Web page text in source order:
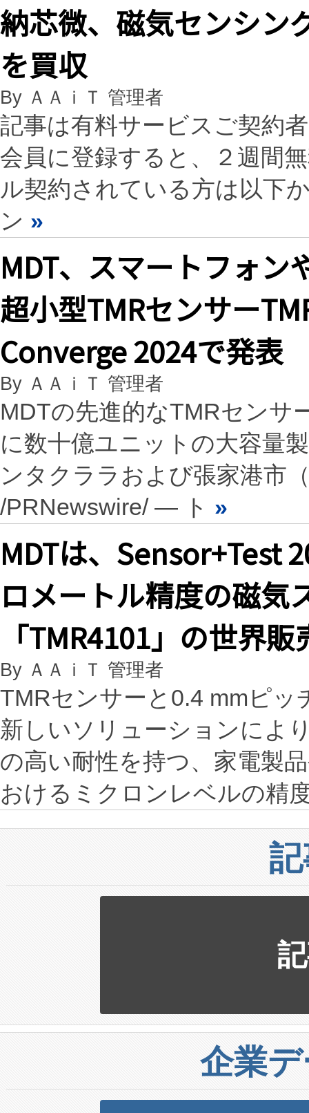
納芯微、磁気センシン
を買収
By ＡＡｉＴ 管理者
記事は有料サービスご契約
会員に登録すると、２週間
ル契約されている方は以下
ン »
MDT、スマートフォン
超小型TMRセンサー
Converge 2024で発表
By ＡＡｉＴ 管理者
MDTの先進的なTMRセンサ
に数十億ユニットの大容量
ンタクララおよび張家港市
/PRNewswire/ — ト »
MDTは、Sensor+Test
ロメートル精度の磁気
「TMR4101」の世界
By ＡＡｉＴ 管理者
TMRセンサーと0.4 mmピ
新しいソリューションによ
の高い耐性を持つ、家電製
おけるミクロンレベルの精
企業